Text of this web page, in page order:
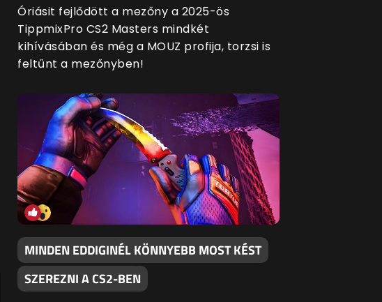
Óriásit fejlődött a mezőny a 2025-ös
TippmixPro CS2 Masters mindkét
kihívásában és még a MOUZ profija, torzsi is
feltűnt a mezőnyben!
MINDEN EDDIGINÉL KÖNNYEBB MOST KÉST
SZEREZNI A CS2-BEN